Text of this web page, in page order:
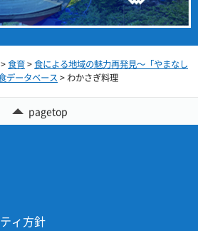
>食育>食による地域の魅力再発見～「やまなし
データベース > わかさぎ料理
pagetop
ィ方針